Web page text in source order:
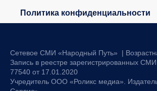
Политика конфиденциальности
Сетевое СМИ «Народный Путь» |
Запись в реестре зарегистрированных
77540 от 17.01.2020
Учредитель ООО «Роликс медиа».